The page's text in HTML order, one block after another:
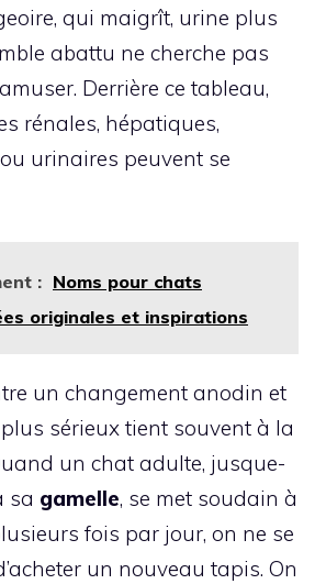
qui maigrît, urine plus
abattu ne cherche pas
Derrière ce tableau,
rénales, hépatiques,
urinaires peuvent se
: Noms pour chats
originales et inspirations
un changement anodin et
sérieux tient souvent à la
un chat adulte, jusque-
sa gamelle, se met soudain à
fois par jour, on ne se
un nouveau tapis. On